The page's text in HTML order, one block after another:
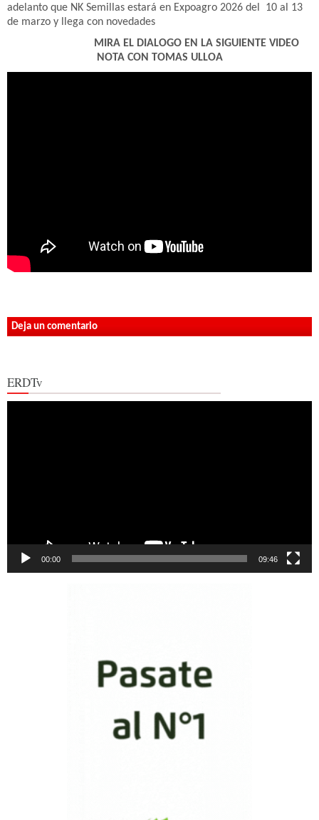
adelanto que NK Semillas estará en Expoagro 2026 del 10 al 13
de marzo y llega con novedades
MIRA EL DIALOGO EN LA SIGUIENTE VIDEO
NOTA CON TOMAS ULLOA
Deja un comentario
ERDTv
00:00 09:46